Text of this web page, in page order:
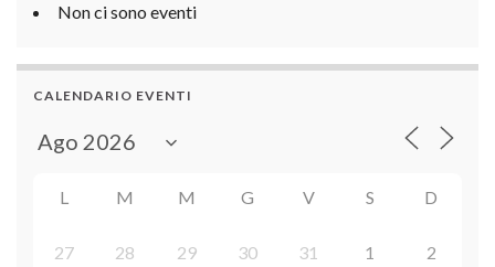
Non ci sono eventi
CALENDARIO EVENTI
L M M G V S D
27 28 29 30 31 1 2